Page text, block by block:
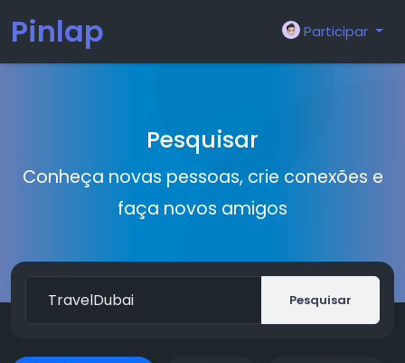
Pinlap Participar
Pesquisar
Conheça novas pessoas, crie conexões e
faça novos amigos
Pesquisar